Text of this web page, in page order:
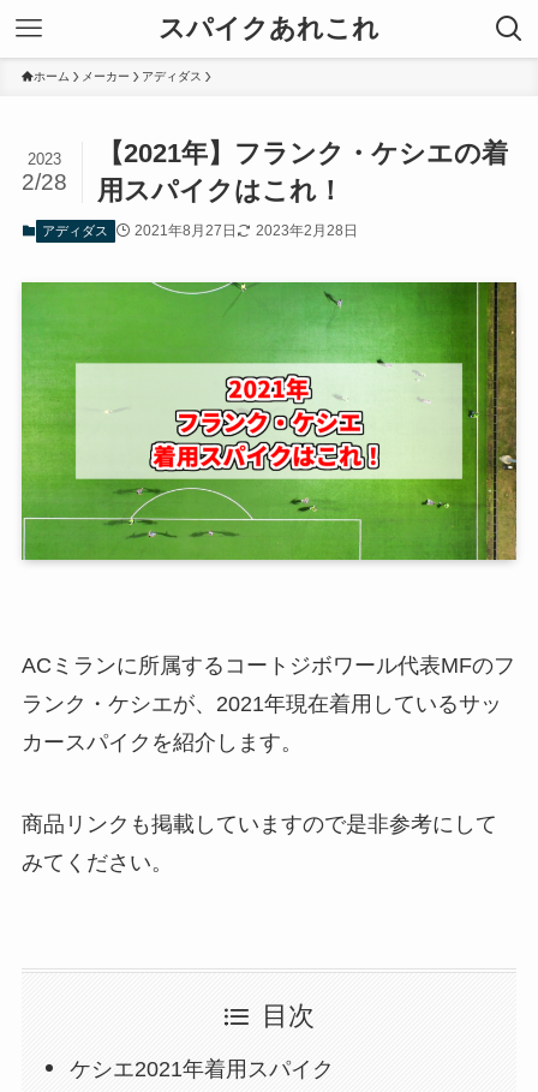
スパイクあれこれ
ホーム メーカー アディダス
【2021年】フランク・ケシエの着
用スパイクはこれ！
2023
2/28
アディダス 2021年8月27日 2023年2月28日
ACミランに所属するコートジボワール代表MFのフ
ランク・ケシエが、2021年現在着用しているサッ
カースパイクを紹介します。
商品リンクも掲載していますので是非参考にして
みてください。
目次
ケシエ2021年着用スパイク